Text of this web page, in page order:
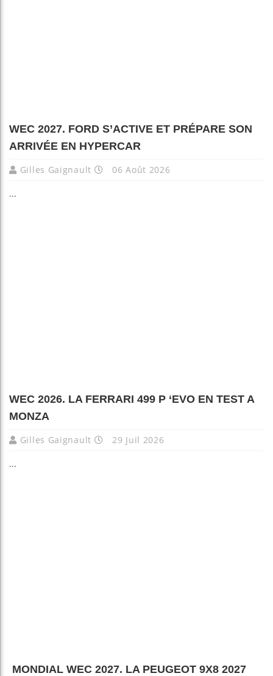
WEC 2027. FORD S’ACTIVE ET PRÉPARE SON
ARRIVÉE EN HYPERCAR
Gilles Gaignault 06 Août 2026
...
WEC 2026. LA FERRARI 499 P ‘EVO EN TEST A
MONZA
Gilles Gaignault 29 Juil 2026
...
MONDIAL WEC 2027. LA PEUGEOT 9X8 2027